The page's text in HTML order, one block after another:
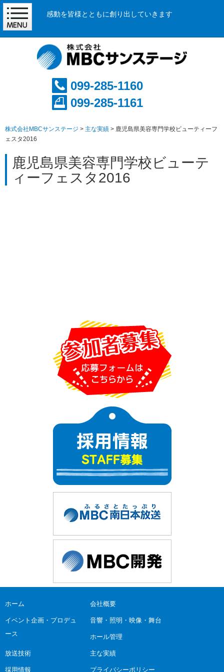
感動を皆様とともに創り出していきます
099-285-1160
099-285-1161
株式会社MBCサンステージ > 主な実績 > 鹿児島県美容専門学校ビューティーフ
ェスタ2016
鹿児島県美容専門学校ビューテ
ィーフェスタ2016
ホーム 会社概要
イベント企画・プロデュ
ース
音響・照明・映像・舞台
ホール管理
放送技術 主な実績
採用情報 プライバシーポリシー